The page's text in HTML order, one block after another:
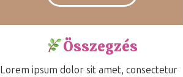
Összegzés
Lorem ipsum dolor sit amet, consectetur